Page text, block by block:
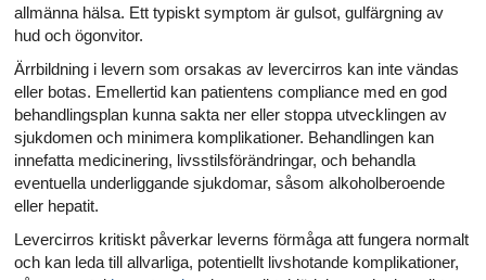
allmänna hälsa. Ett typiskt symptom är gulsot, gulfärgning av
hud och ögonvitor.
Ärrbildning i levern som orsakas av levercirros kan inte vändas
eller botas. Emellertid kan patientens compliance med en god
behandlingsplan kunna sakta ner eller stoppa utvecklingen av
sjukdomen och minimera komplikationer. Behandlingen kan
innefatta medicinering, livsstilsförändringar, och behandla
eventuella underliggande sjukdomar, såsom alkoholberoende
eller hepatit.
Levercirros kritiskt påverkar leverns förmåga att fungera normalt
och kan leda till allvarliga, potentiellt livshotande komplikationer,